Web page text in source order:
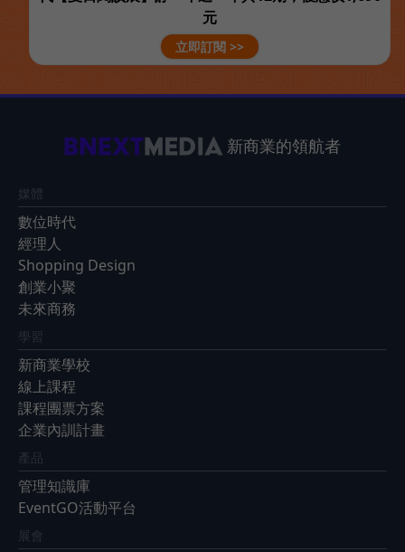
元
立即訂閱 >>
新商業的領航者
媒體
數位時代
經理人
Shopping Design
創業小聚
未來商務
學習
新商業學校
線上課程
課程團票方案
企業內訓計畫
產品
管理知識庫
EventGO活動平台
展會